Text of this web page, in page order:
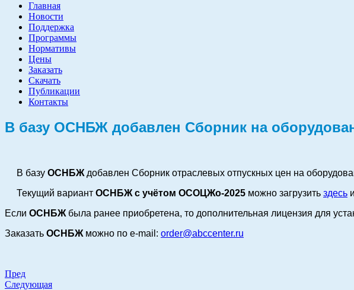
Главная
Новости
Поддержка
Программы
Нормативы
Цены
Заказать
Скачать
Публикации
Контакты
В базу ОСНБЖ добавлен Сборник на
В базу ОСНБЖ добавлен Сборник отраслевых отпускных цен на
Текущий вариант ОСНБЖ с учётом ОСОЦЖо-2025 можно загрузить здесь
Если ОСНБЖ была ранее приобретена, то дополнительная лицензия для
Заказать ОСНБЖ можно по e-mail: order@abccenter.ru
Пред
Следующая